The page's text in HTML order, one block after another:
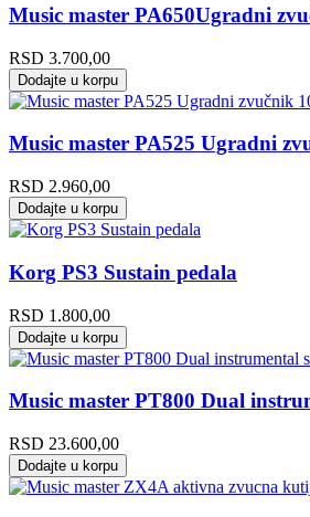
Music master PA650Ugradni
RSD 3.700,00
Dodajte u korpu
Music master PA525 Ugradni
RSD 2.960,00
Dodajte u korpu
Korg PS3 Sustain pedala
RSD 1.800,00
Dodajte u korpu
Music master PT800 Dual
RSD 23.600,00
Dodajte u korpu